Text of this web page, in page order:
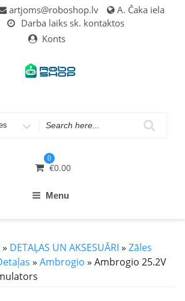
artjoms@roboshop.lv
A. Čaka iela
Darba laiks sk. kontaktos
Konts
0
€0.00
Menu
» DETAĻAS UN AKSESUĀRI » Zāles
» Ambrogio » Ambrogio 25.2V